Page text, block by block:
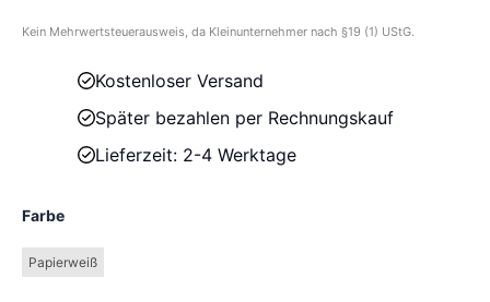
Kein Mehrwertsteuerausweis, da Kleinunternehmer nach §19 (1) UStG.
Kostenloser Versand
Später bezahlen per Rechnungskauf
Lieferzeit: 2-4 Werktage
Farbe
Papierweiß